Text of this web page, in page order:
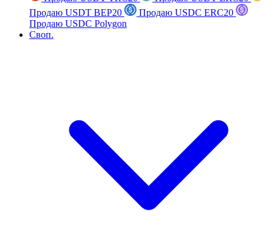
Продаю USDT BEP20
Продаю USDC ERC20
Продаю USDC Polygon
Своп.